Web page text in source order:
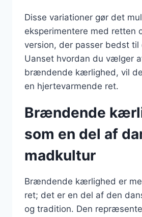
Disse variationer gør det
eksperimentere med retten
version, der passer bedst til
Uanset hvordan du vælger
brændende kærlighed, vil
en hjertevarmende ret.
Brændende
som en del af
madkultur
Brændende kærlighed er
ret; det er en del af den
og tradition. Den